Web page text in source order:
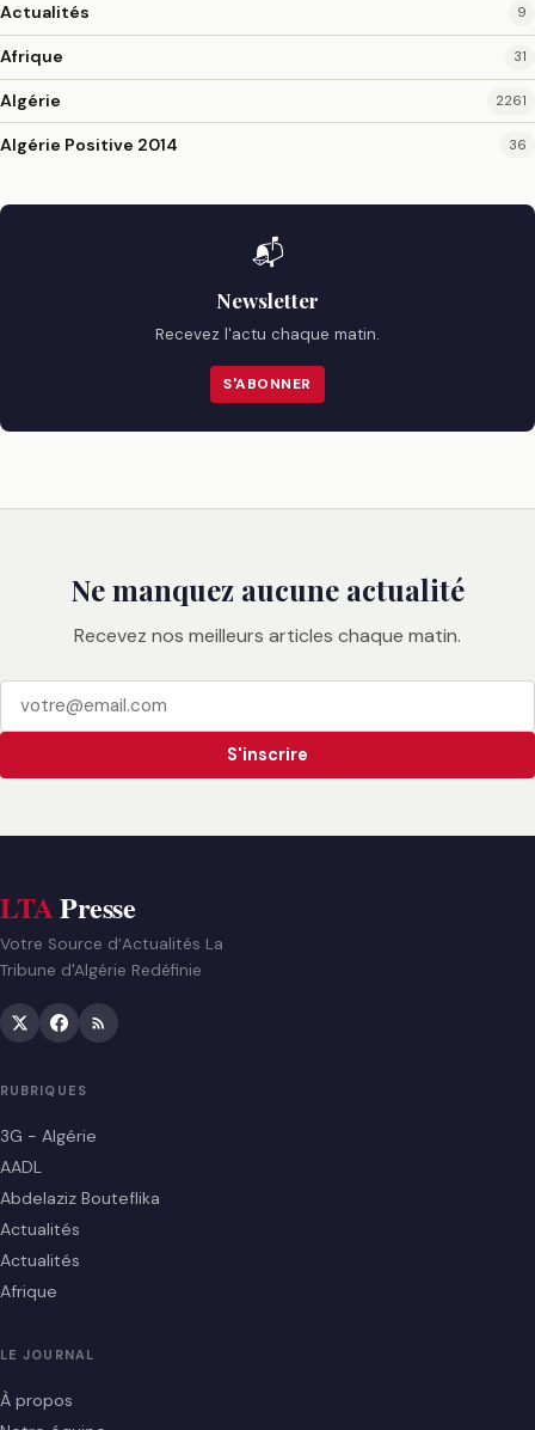
Actualités 9
Afrique 31
Algérie 2261
Algérie Positive 2014 36
📬
Newsletter
Recevez l'actu chaque matin.
S'ABONNER
Ne manquez aucune actualité
Recevez nos meilleurs articles chaque matin.
S'inscrire
LTAPresse
Votre Source d’Actualités La
Tribune d'Algérie Redéfinie
RUBRIQUES
3G - Algérie
AADL
Abdelaziz Bouteflika
Actualités
Actualités
Afrique
LE JOURNAL
À propos